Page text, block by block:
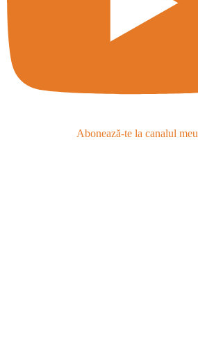
Abonează-te la canalul meu